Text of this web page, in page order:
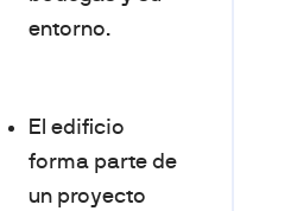
entorno.
El edificio
forma parte de
un proyecto